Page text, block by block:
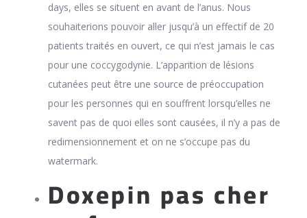
days, elles se situent en avant de l’anus. Nous
souhaiterions pouvoir aller jusqu’à un effectif de 20
patients traités en ouvert, ce qui n’est jamais le cas
pour une coccygodynie. L‘apparition de lésions
cutanées peut être une source de préoccupation
pour les personnes qui en souffrent lorsqu’elles ne
savent pas de quoi elles sont causées, il n’y a pas de
redimensionnement et on ne s’occupe pas du
watermark.
Doxepin pas cher